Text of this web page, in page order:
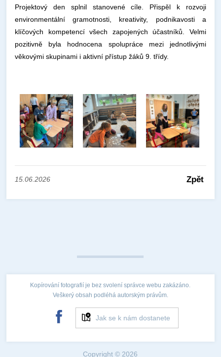
Projektový den splnil stanovené cíle. Přispěl k rozvoji
environmentální gramotnosti, kreativity, podnikavosti a
klíčových kompetencí všech zapojených účastníků. Velmi
pozitivně byla hodnocena spolupráce mezi jednotlivými
věkovými skupinami i aktivní přístup žáků 9. třídy.
15.06.2026 Zpět
Kopírování fotografií je bez svolení správce webu zakázáno.
Veškerý obsah podléhá autorským právům.
Jak se k nám dostanete
Copyright © 2026